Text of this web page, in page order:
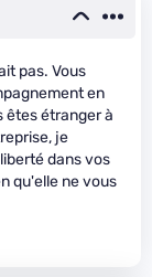
pas. Vous
en
êtes étranger à
je
dans vos
qu'elle ne vous